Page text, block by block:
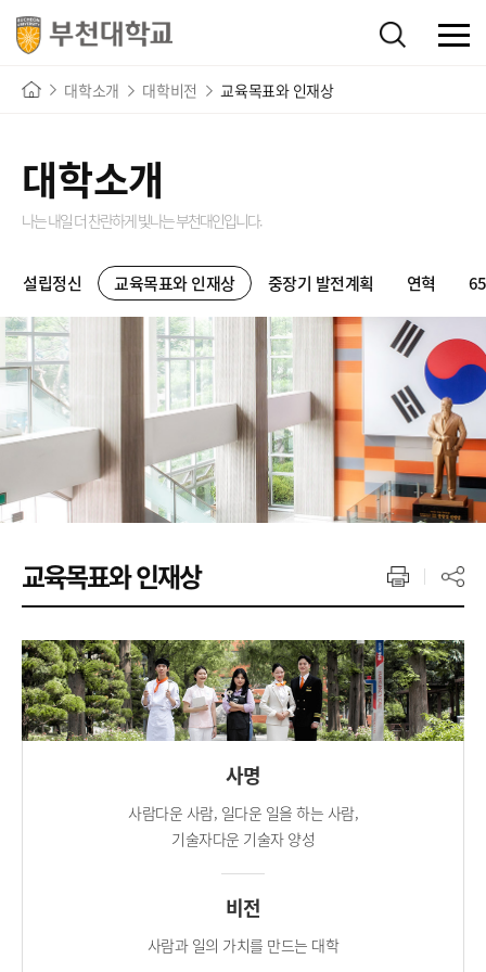
대학소개 대학비전 교육목표와 인재상
대학소개
나는 내일 더 찬란하게 빛나는부천대인입니다.
설립정신 교육목표와 인재상 중장기 발전계획 연혁
교육목표와 인재상
사명
사람다운 사람, 일다운 일을 하는 사람,
기술자다운 기술자 양성
비전
사람과 일의 가치를 만드는 대학